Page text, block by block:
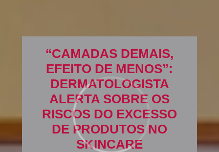
“CAMADAS DEMAIS,
EFEITO DE MENOS”:
DERMATOLOGISTA
ALERTA SOBRE OS
RISCOS DO EXCESSO
DE PRODUTOS NO
SKINCARE